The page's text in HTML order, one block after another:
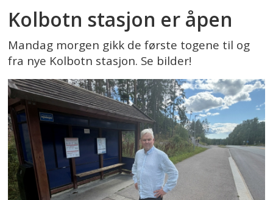
Kolbotn stasjon er åpen
Mandag morgen gikk de første togene til og
fra nye Kolbotn stasjon. Se bilder!